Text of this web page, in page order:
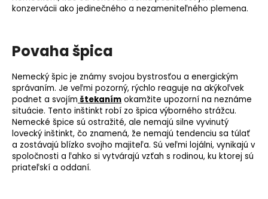
konzervácii ako jedinečného a nezameniteľného plemena.
Povaha špica
Nemecký špic je známy svojou bystrosťou a energickým
správaním. Je veľmi pozorný, rýchlo reaguje na akýkoľvek
podnet a svojím štekaním okamžite upozorní na neznáme
situácie. Tento inštinkt robí zo špica výborného strážcu.
Nemecké špice sú ostražité, ale nemajú silne vyvinutý
lovecký inštinkt, čo znamená, že nemajú tendenciu sa túlať
a zostávajú blízko svojho majiteľa. Sú veľmi lojálni, vynikajú v
spoločnosti a ľahko si vytvárajú vzťah s rodinou, ku ktorej sú
priateľskí a oddaní.